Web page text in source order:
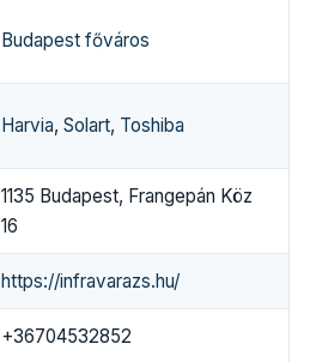
Budapest főváros
Harvia,Solart, Toshiba
1135 Budapest, Frangepán Köz
16
https://infravarazs.hu/
+36704532852